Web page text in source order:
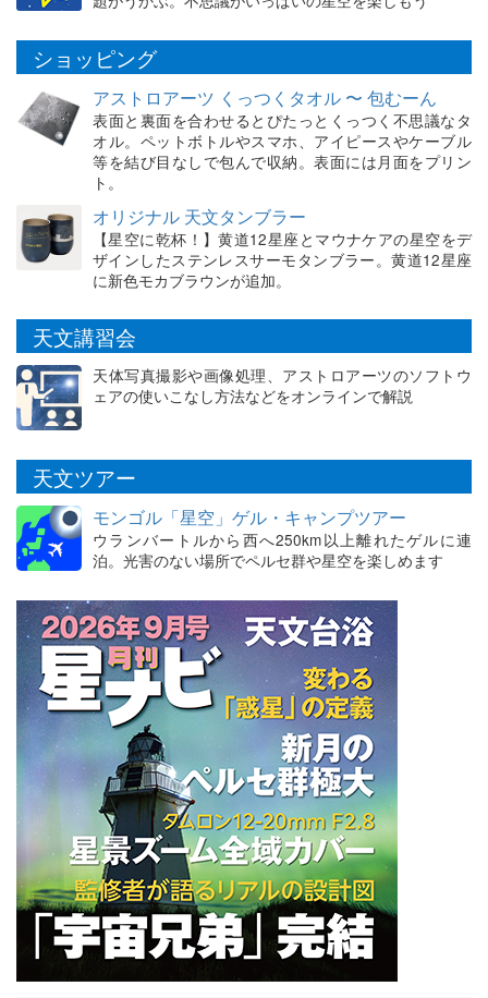
ショッピング
アストロアーツ くっつくタオル 〜 包むーん
表面と裏面を合わせるとぴたっとくっつく不思議なタ
オル。ペットボトルやスマホ、アイピースやケーブル
等を結び目なしで包んで収納。表面には月面をプリン
ト。
オリジナル 天文タンブラー
【星空に乾杯！】黄道12星座とマウナケアの星空をデ
ザインしたステンレスサーモタンブラー。黄道12星座
に新色モカブラウンが追加。
天文講習会
天体写真撮影や画像処理、アストロアーツのソフトウ
ェアの使いこなし方法などをオンラインで解説
天文ツアー
モンゴル「星空」ゲル・キャンプツアー
ウランバートルから西へ250km以上離れたゲルに連
泊。光害のない場所でペルセ群や星空を楽しめます